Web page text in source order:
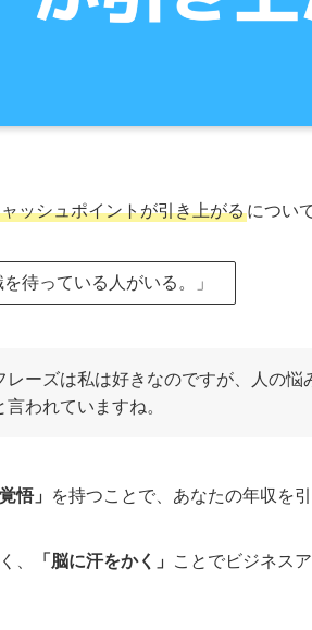
ッシュポイントが引き上がるについ
待っている人がいる。」
レーズは私は好きなのですが、人の
言われていますね。
悟」 を持つことで、あなたの年収を
、 「脳に汗をかく」 ことでビジネス